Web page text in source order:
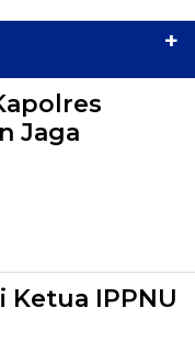
+
Jaga
IPPNU